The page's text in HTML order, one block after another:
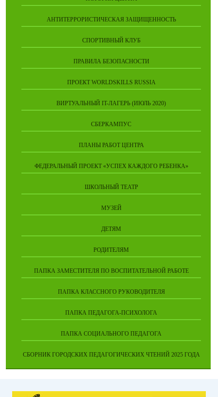
АНТИТЕРРОРИСТИЧЕСКАЯ ЗАЩИЩЕННОСТЬ
СПОРТИВНЫЙ КЛУБ
ПРАВИЛА БЕЗОПАСНОСТИ
ПРОЕКТ WORLDSKILLS RUSSIA
ВИРТУАЛЬНЫЙ IT-ЛАГЕРЬ (ИЮЛЬ 2020)
СБЕРКАМПУС
ПЛАНЫ РАБОТ ЦЕНТРА
ФЕДЕРАЛЬНЫЙ ПРОЕКТ «УСПЕХ КАЖДОГО РЕБЕНКА»
ШКОЛЬНЫЙ ТЕАТР
МУЗЕЙ
ДЕТЯМ
РОДИТЕЛЯМ
ПАПКА ЗАМЕСТИТЕЛЯ ПО ВОСПИТАТЕЛЬНОЙ РАБОТЕ
ПАПКА КЛАССНОГО РУКОВОДИТЕЛЯ
ПАПКА ПЕДАГОГА-ПСИХОЛОГА
ПАПКА СОЦИАЛЬНОГО ПЕДАГОГА
СБОРНИК ГОРОДСКИХ ПЕДАГОГИЧЕСКИХ ЧТЕНИЙ 2025 ГОДА